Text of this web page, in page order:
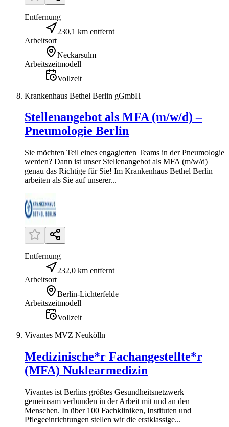
Entfernung
230,1 km entfernt
Arbeitsort
Neckarsulm
Arbeitszeitmodell
Vollzeit
Krankenhaus Bethel Berlin gGmbH
Stellenangebot als MFA (m/w/d) –
Pneumologie Berlin
Sie möchten Teil eines engagierten Teams in der Pneumologie
werden? Dann ist unser Stellenangebot als MFA (m/w/d)
genau das Richtige für Sie! Im Krankenhaus Bethel Berlin
arbeiten als Sie auf unserer...
Entfernung
232,0 km entfernt
Arbeitsort
Berlin-Lichterfelde
Arbeitszeitmodell
Vollzeit
Vivantes MVZ Neukölln
Medizinische*r Fachangestellte*r
(MFA) Nuklearmedizin
Vivantes ist Berlins größtes Gesundheitsnetzwerk –
gemeinsam verbunden in der Arbeit mit und an den
Menschen. In über 100 Fachkliniken, Instituten und
Pflegeeinrichtungen stellen wir die erstklassige...